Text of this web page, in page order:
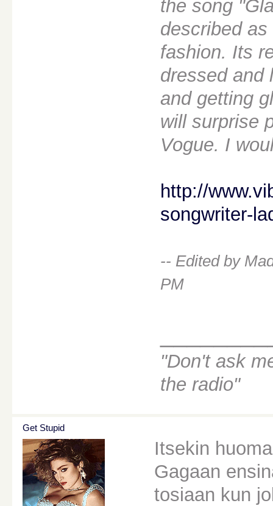
the song
described
fashion. Its
dressed and
and getting
will surprise
Vogue. I
http://
songwriter-
-- Edited by
PM
"Don't ask
the radio"
Get Stupid
Itsekin
Gagaan
tosiaan kun